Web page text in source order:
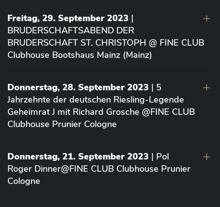
Freitag, 29. September 2023 |
BRUDERSCHAFTSABEND DER
BRUDERSCHAFT ST. CHRISTOPH @ FINE CLUB
Clubhouse Bootshaus Mainz (Mainz)
Donnerstag, 28. September 2023 | 5
Jahrzehnte der deutschen Riesling-Legende
Geheimrat J mit Richard Grosche @FINE CLUB
Clubhouse Prunier Cologne
Donnerstag, 21. September 2023 | Pol
Roger Dinner@FINE CLUB Clubhouse Prunier
Cologne